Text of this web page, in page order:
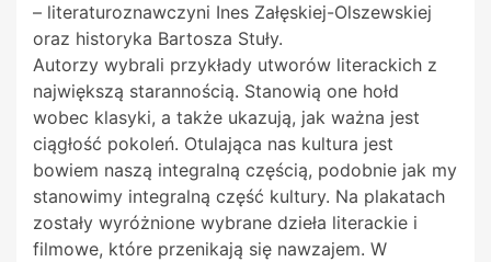
– literaturoznawczyni Ines Załęskiej-Olszewskiej
oraz historyka Bartosza Stuły.
Autorzy wybrali przykłady utworów literackich z
największą starannością. Stanowią one hołd
wobec klasyki, a także ukazują, jak ważna jest
ciągłość pokoleń. Otulająca nas kultura jest
bowiem naszą integralną częścią, podobnie jak my
stanowimy integralną część kultury. Na plakatach
zostały wyróżnione wybrane dzieła literackie i
filmowe, które przenikają się nawzajem. W